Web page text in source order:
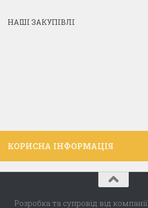
НАШІ ЗАКУПІВЛІ
КОРИСНА ІНФОРМАЦІЯ
Розробка та супровід від компанії